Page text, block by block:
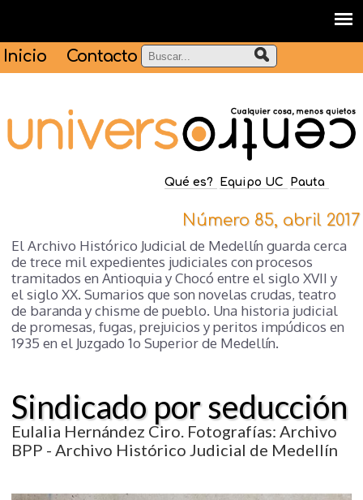
Inicio Contacto
Qué es? Equipo UC Pauta
Número 85, abril 2017
El Archivo Histórico Judicial de Medellín guarda cerca
de trece mil expedientes judiciales con procesos
tramitados en Antioquia y Chocó entre el siglo XVII y
el siglo XX. Sumarios que son novelas crudas, teatro
de baranda y chisme de pueblo. Una historia judicial
de promesas, fugas, prejuicios y peritos impúdicos en
1935 en el Juzgado 1o Superior de Medellín.
Sindicado por seducción
Eulalia Hernández Ciro. Fotografías: Archivo
BPP - Archivo Histórico Judicial de Medellín